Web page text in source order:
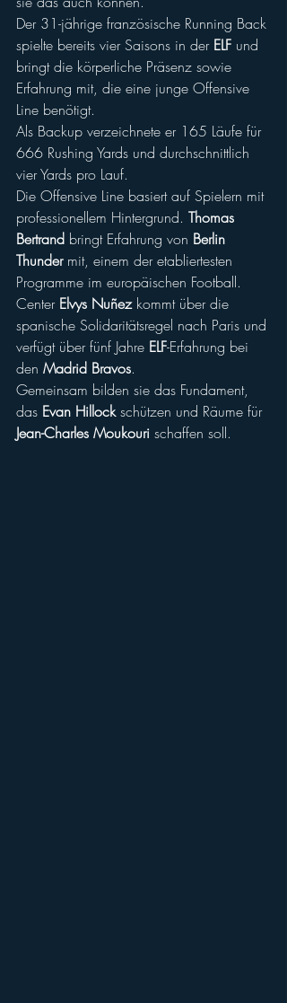
Der 31-jährige französische Running Back
spielte bereits vier Saisons in der ELF und
bringt die körperliche Präsenz sowie
Erfahrung mit, die eine junge Offensive
Line benötigt.
Als Backup verzeichnete er 165 Läufe für
666 Rushing Yards und durchschnittlich
vier Yards pro Lauf.
Die Offensive Line basiert auf Spielern mit
professionellem Hintergrund. Thomas
Bertrand bringt Erfahrung von Berlin
Thunder mit, einem der etabliertesten
Programme im europäischen Football.
Center Elvys Nuñez kommt über die
spanische Solidaritätsregel nach Paris und
verfügt über fünf Jahre ELF-Erfahrung bei
den Madrid Bravos.
Gemeinsam bilden sie das Fundament,
das Evan Hillock schützen und Räume für
Jean-Charles Moukouri schaffen soll.